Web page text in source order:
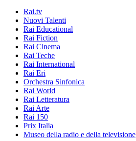
Rai.tv
Nuovi Talenti
Rai Educational
Rai Fiction
Rai Cinema
Rai Teche
Rai International
Rai Eri
Orchestra Sinfonica
Rai World
Rai Letteratura
Rai Arte
Rai 150
Prix Italia
Museo della radio e della televisione